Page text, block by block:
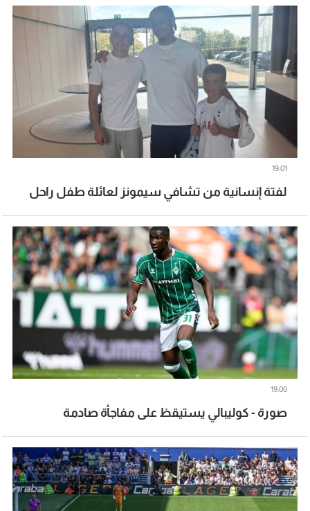
لفتة إنسانية من تشافي سيمونز لعائلة طفل راحل
19:01
صورة - كوليبالي يستيقظ على مفاجأة صادمة
19:00